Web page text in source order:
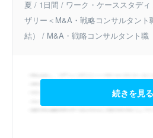
夏 / 1日間 / ワーク・ケーススタデ
ザリー＜M&A・戦略コンサルタント
結） / M&A・戦略コンサルタント職
続きを見る